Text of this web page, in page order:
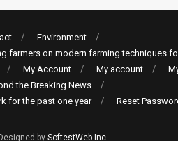
Environment
farmers on modern farming techniques
My Account My account
the Breaking News
for the past one year
Reset
by SoftestWeb Inc.